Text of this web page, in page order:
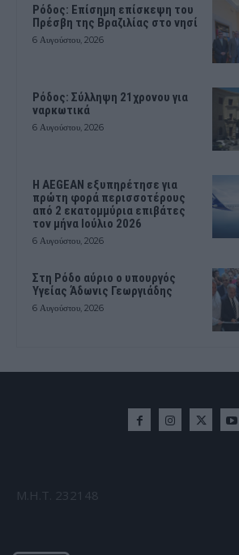
Ρόδος: Επίσημη επίσκεψη του
Πρέσβη της Βραζιλίας στο νησί
6 Αυγούστου, 2026
Ρόδος: Σύλληψη 21χρονου για
ναρκωτικά
6 Αυγούστου, 2026
Η AEGEAN εξυπηρέτησε για
πρώτη φορά περισσοτέρους
από 2 εκατομμύρια επιβάτες
τον μήνα Ιούλιο 2026
6 Αυγούστου, 2026
Στη Ρόδο αύριο ο υπουργός
Υγείας Άδωνις Γεωργιάδης
6 Αυγούστου, 2026
Μ.Η.Τ. 232148